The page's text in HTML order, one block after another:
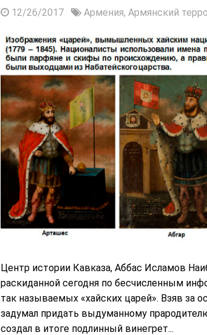
12/26/2017 Армения, Армянский
Центр истории Кавказа, Аббас Исламов
раскиданной сегодня по бесчисленным
так называемых «хайских царей». Взяв за
задумал придать выдуманному
создал в итоге подлинный винегрет...